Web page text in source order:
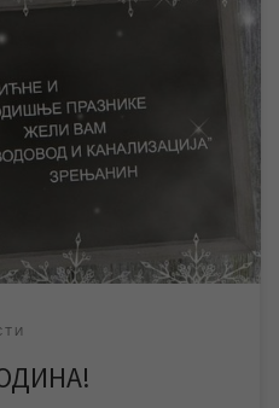
информисања и
и канализација“